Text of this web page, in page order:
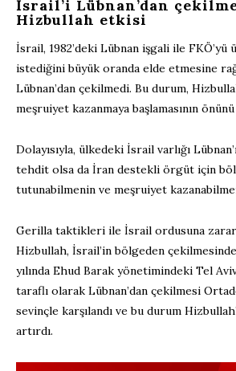
İsrail’i Lübnan’dan
Hizbullah etkisi
İsrail, 1982’deki Lübnan işgali ile FKÖ’yü
istediğini büyük oranda elde etmesine
Lübnan’dan çekilmedi. Bu durum,
meşruiyet kazanmaya başlamasının önünü
Dolayısıyla, ülkedeki İsrail varlığı
tehdit olsa da İran destekli örgüt için
tutunabilmenin ve meşruiyet
Gerilla taktikleri ile İsrail ordusuna zarar
Hizbullah, İsrail’in bölgeden
yılında Ehud Barak yönetimindeki Tel
taraflı olarak Lübnan’dan çekilmesi
sevinçle karşılandı ve bu durum
artırdı.